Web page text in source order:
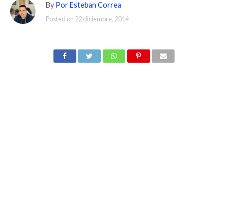
By Por Esteban Correa
Posted on 22 diciembre, 2014